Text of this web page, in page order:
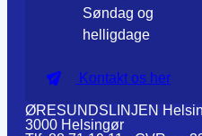
Søndag og
helligdage
Kontakt os her
ØRESUNDSLINJEN
3000 Helsingør